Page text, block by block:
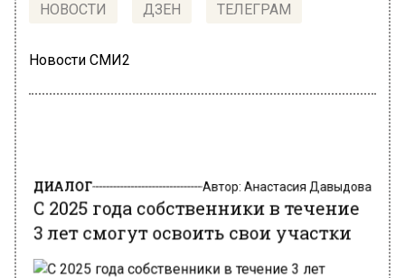
НОВОСТИ ДЗЕН ТЕЛЕГРАМ
Новости СМИ2
С 2025 года собственники в течение
3 лет смогут освоить свои участки